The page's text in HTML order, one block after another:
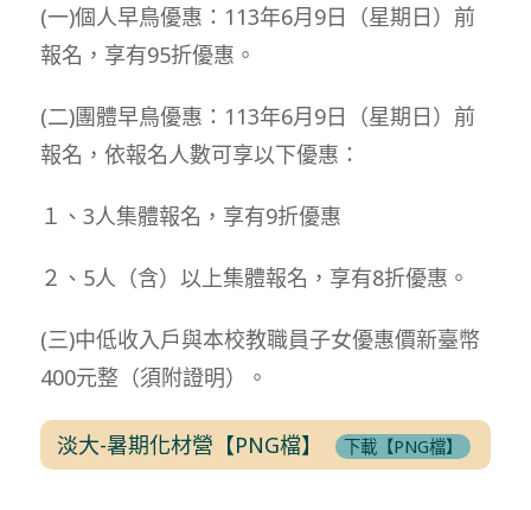
(一)個人早鳥優惠：113年6月9日（星期日）前
報名，享有95折優惠。
(二)團體早鳥優惠：113年6月9日（星期日）前
報名，依報名人數可享以下優惠：
１、3人集體報名，享有9折優惠
２、5人（含）以上集體報名，享有8折優惠。
(三)中低收入戶與本校教職員子女優惠價新臺幣
400元整（須附證明）。
淡大-暑期化材營【PNG檔】 下載【PNG檔】